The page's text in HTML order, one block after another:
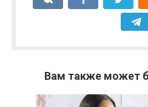
Вам также может